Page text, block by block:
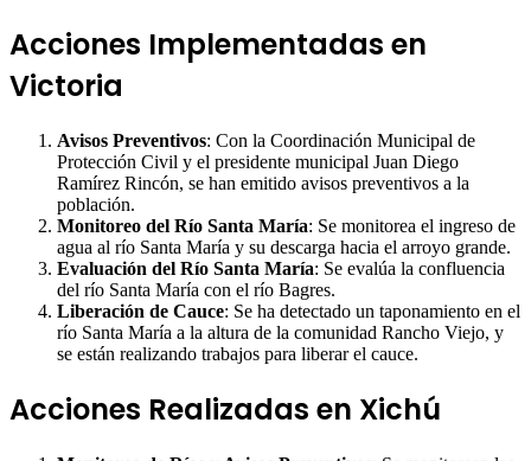
Acciones Implementadas en
Victoria
Avisos Preventivos: Con la Coordinación Municipal de
Protección Civil y el presidente municipal Juan Diego
Ramírez Rincón, se han emitido avisos preventivos a la
población.
Monitoreo del Río Santa María: Se monitorea el ingreso de
agua al río Santa María y su descarga hacia el arroyo grande.
Evaluación del Río Santa María: Se evalúa la confluencia
del río Santa María con el río Bagres.
Liberación de Cauce: Se ha detectado un taponamiento en el
río Santa María a la altura de la comunidad Rancho Viejo, y
se están realizando trabajos para liberar el cauce.
Acciones Realizadas en Xichú